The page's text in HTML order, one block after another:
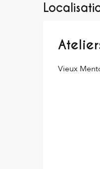
Vieux